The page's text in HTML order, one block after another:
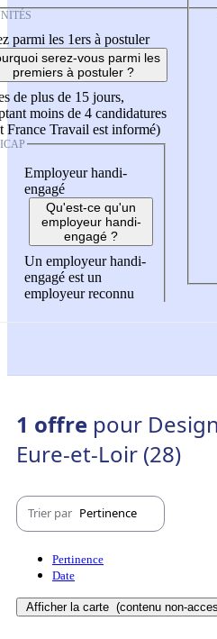
parmi les 1ers à postuler
serez-vous parmi les
premiers à postuler ?
de plus de 15 jours,
moins de 4 candidatures
France Travail est informé)
Employeur handi-
engagé
Qu'est-ce qu'un
employeur handi-
engagé ?
Un employeur handi-
engagé est un
employeur reconnu
1 offre pour
Eure-et-Loir (28)
Trier par Pertinence
Pertinence
Date
Afficher la carte (contenu non-